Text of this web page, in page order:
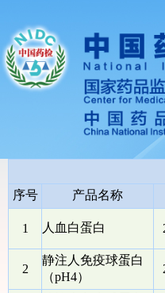
序号
产品名称
1 人血白蛋白
2
静注人免疫球蛋白
（pH4）